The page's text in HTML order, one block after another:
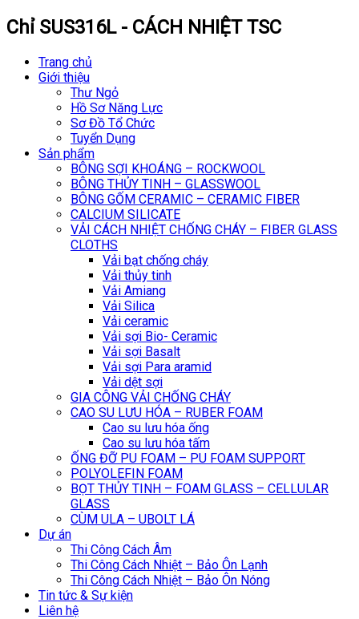
Chỉ SUS316L - CÁCH NHIỆT TSC
Trang chủ
Giới thiệu
Thư Ngỏ
Hồ Sơ Năng Lực
Sơ Đồ Tổ Chức
Tuyển Dụng
Sản phẩm
BÔNG SỢI KHOÁNG – ROCKWOOL
BÔNG THỦY TINH – GLASSWOOL
BÔNG GỐM CERAMIC – CERAMIC FIBER
CALCIUM SILICATE
VẢI CÁCH NHIỆT CHỐNG CHÁY – FIBER GLASS
CLOTHS
Vải bạt chống cháy
Vải thủy tinh
Vải Amiang
Vải Silica
Vải ceramic
Vải sợi Bio- Ceramic
Vải sợi Basalt
Vải sợi Para aramid
Vải dệt sợi
GIA CÔNG VẢI CHỐNG CHÁY
CAO SU LƯU HÓA – RUBER FOAM
Cao su lưu hóa ống
Cao su lưu hóa tấm
ỐNG ĐỠ PU FOAM – PU FOAM SUPPORT
POLYOLEFIN FOAM
BỌT THỦY TINH – FOAM GLASS – CELLULAR
GLASS
CÙM ULA – UBOLT LÁ
Dự án
Thi Công Cách Âm
Thi Công Cách Nhiệt – Bảo Ôn Lạnh
Thi Công Cách Nhiệt – Bảo Ôn Nóng
Tin tức & Sự kiện
Liên hệ